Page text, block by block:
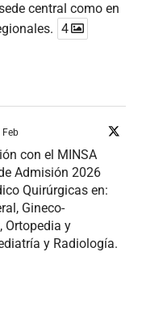
central como en
4
Feb
con el MINSA
Admisión 2026
Quirúrgicas en:
Gineco-
Ortopedia y
y Radiología.